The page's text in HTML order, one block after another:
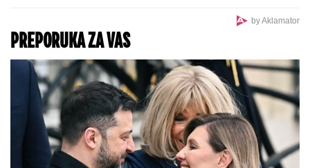
Oni su NAJLOJALNIJI
HOROSKOPSKI ZNACI: Ko ima
ovakve PRIJATELJE, pravi je srećnik
- reč IZDAJA u njihovom rečniku ne
postoji, a VERNOST im je doživotna
karakterna crta